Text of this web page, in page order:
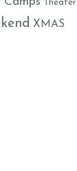
Theater
XMAS